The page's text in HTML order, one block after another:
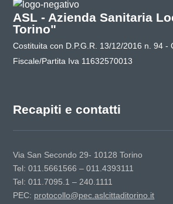
ASL - Azienda Sanitaria
Torino"
Costituita con D.P.G.R. 13/12/2016 n. 94 -
Fiscale/Partita Iva 11632570013
Recapiti e contatti
Via San Secondo 29- 10128 Torino
Tel: 011.5661566 – 011.4393111
Tel: 011.7095.1 – 240.1111
PEC: protocollo@pec.aslcittaditorino.it